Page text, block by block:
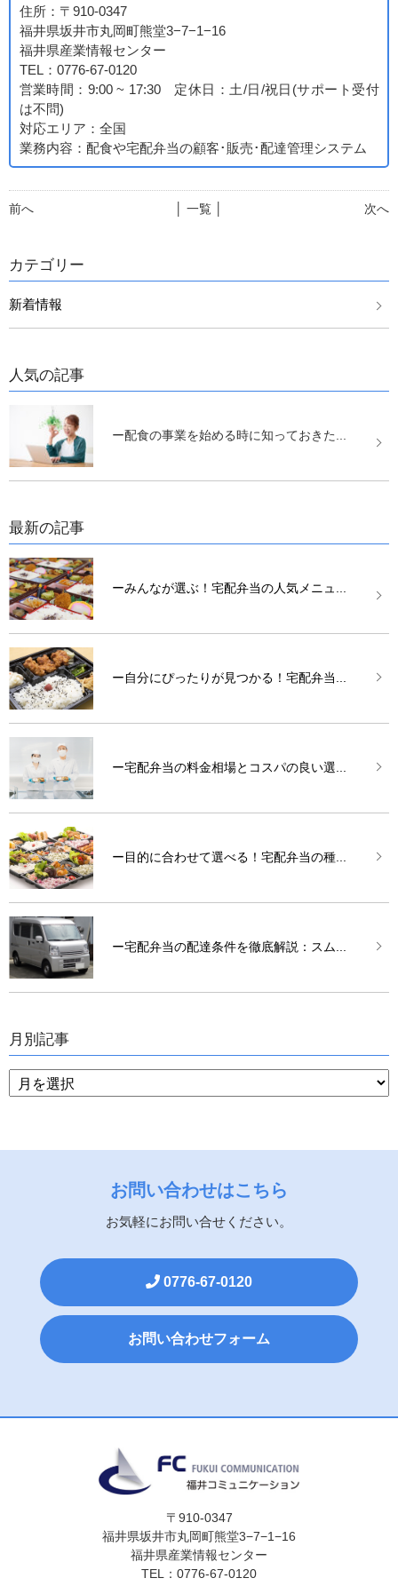
住所：〒910-0347
福井県坂井市丸岡町熊堂3−7−1−16
福井県産業情報センター
TEL：0776-67-0120
営業時間：9:00 ~ 17:30 定休日：土/日/祝日(サポート受付
は不問)
対応エリア：全国
業務内容：配食や宅配弁当の顧客･販売･配達管理システム
前へ 次へ
│ 一覧 │
カテゴリー
新着情報
人気の記事
ー配食の事業を始める時に知っておきた...
最新の記事
ーみんなが選ぶ！宅配弁当の人気メニュ...
ー自分にぴったりが見つかる！宅配弁当...
ー宅配弁当の料金相場とコスパの良い選...
ー目的に合わせて選べる！宅配弁当の種...
ー宅配弁当の配達条件を徹底解説：スム...
月別記事
お問い合わせはこちら
お気軽にお問い合せください。
0776-67-0120
お問い合わせフォーム
〒910-0347
福井県坂井市丸岡町熊堂3−7−1−16
福井県産業情報センター
TEL：0776-67-0120